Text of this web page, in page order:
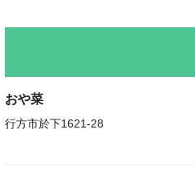
おや菜
行方市於下1621-28